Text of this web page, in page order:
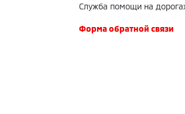
Служба помощи на
Форма обратной связи